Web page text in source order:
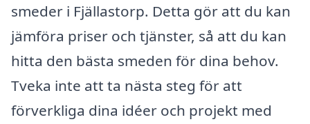
smeder i Fjällastorp. Detta gör att du kan
jämföra priser och tjänster, så att du kan
hitta den bästa smeden för dina behov.
Tveka inte att ta nästa steg för att
förverkliga dina idéer och projekt med